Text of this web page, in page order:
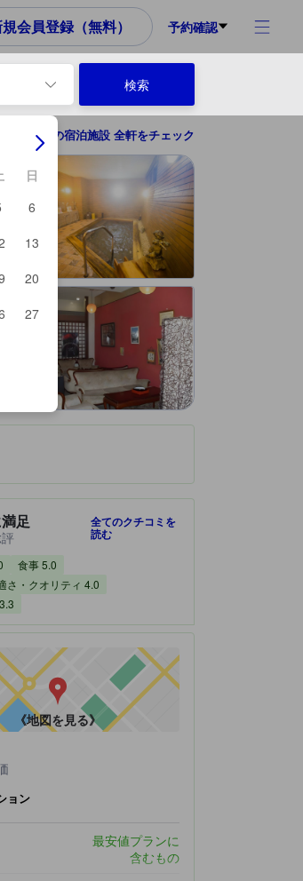
会員登録（無料） 予約確認
クイン日とチェックアウト日を移動します。
日
6
13
20
27
検索
富士川の宿泊施設 全軒をチェック
ミスコア：4.2 / 5 非常に満足 1 件の総評
足 全てのクチコミを
読む
食事 5.0
さ・クオリティ 4.0
《地図を見る》
ョン
最安値プランに
含むもの
びをされるユーザーにとっても参考となる信頼で